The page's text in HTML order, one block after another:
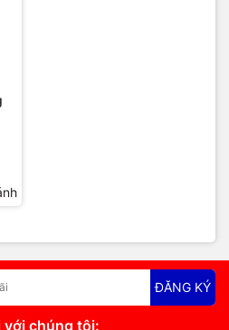
ĐĂNG KÝ
với chúng tôi: